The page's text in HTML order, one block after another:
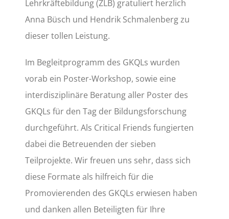
Lehrkräftebildung (ZLB) gratuliert herzlich
Anna Büsch und Hendrik Schmalenberg zu
dieser tollen Leistung.
Im Begleitprogramm des GKQLs wurden
vorab ein Poster-Workshop, sowie eine
interdisziplinäre Beratung aller Poster des
GKQLs für den Tag der Bildungsforschung
durchgeführt. Als Critical Friends fungierten
dabei die Betreuenden der sieben
Teilprojekte. Wir freuen uns sehr, dass sich
diese Formate als hilfreich für die
Promovierenden des GKQLs erwiesen haben
und danken allen Beteiligten für Ihre